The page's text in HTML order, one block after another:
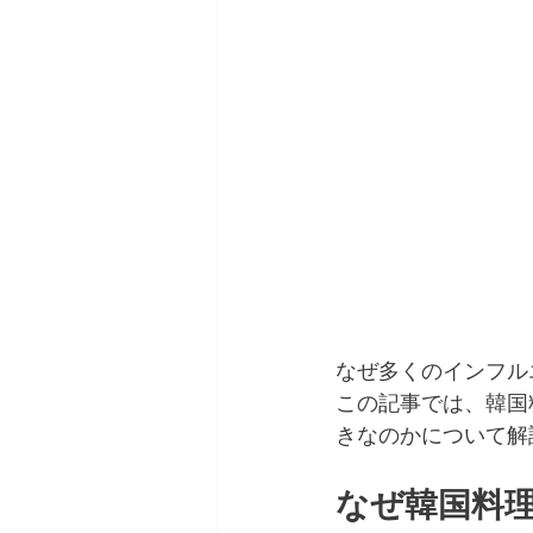
なぜ多くのインフ
この記事では、韓
きなのかについて
なぜ韓国料